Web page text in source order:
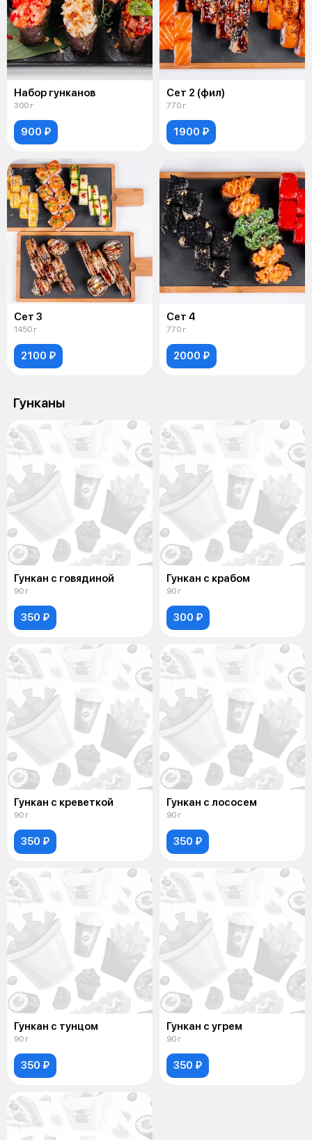
Набор гунканов
300 г
900 ₽
Сет 2 (фил)
770 г
1900 ₽
Сет 3
1450 г
2100 ₽
Сет 4
770 г
2000 ₽
Гунканы
Гункан с говядиной
90 г
350 ₽
Гункан с крабом
90 г
300 ₽
Гункан с креветкой
90 г
350 ₽
Гункан с лососем
90 г
350 ₽
Гункан с тунцом
90 г
350 ₽
Гункан с угрем
90 г
350 ₽